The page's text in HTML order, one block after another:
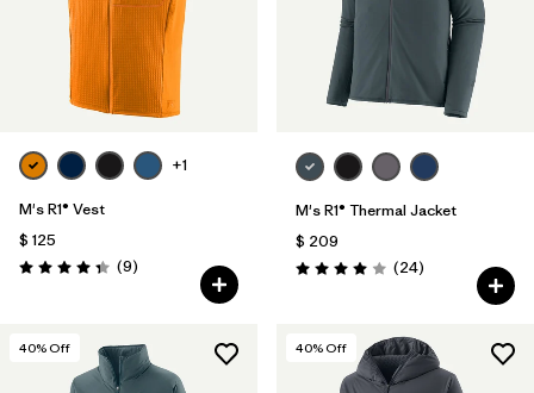
+1
M's R1® Vest
$ 125
Valoración: 4.3 / 5
(9Comentarios
)
M's R1® Thermal Jacket
$ 209
Valoración: 4.0 / 5
(24Comentarios
)
40% Off 40% Off